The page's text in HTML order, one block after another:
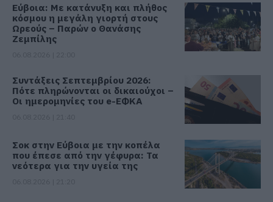
Εύβοια: Με κατάνυξη και πλήθος
κόσμου η μεγάλη γιορτή στους
Ωρεούς – Παρών ο Θανάσης
Ζεμπίλης
Συντάξεις Σεπτεμβρίου 2026:
Πότε πληρώνονται οι δικαιούχοι –
Οι ημερομηνίες του e-ΕΦΚΑ
Σοκ στην Εύβοια με την κοπέλα
που έπεσε από την γέφυρα: Τα
νεότερα για την υγεία της